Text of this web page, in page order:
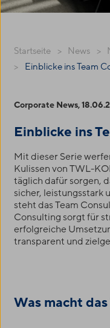
Startseite News
Einblicke ins Team
Corporate News,
Einblicke ins
Mit dieser Serie
Kulissen vonTWL-
täglich dafür sorgen,
sicher, leistungsstark
steht das Team
Consulting sorgt für
erfolgreiche
transparent und
Was macht